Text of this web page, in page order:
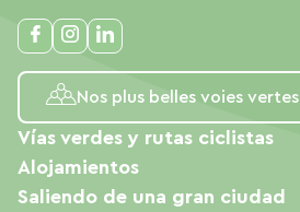
Nos plus belles voies vertes
Vías verdes y rutas ciclistas
Alojamientos
Saliendo de una gran ciudad